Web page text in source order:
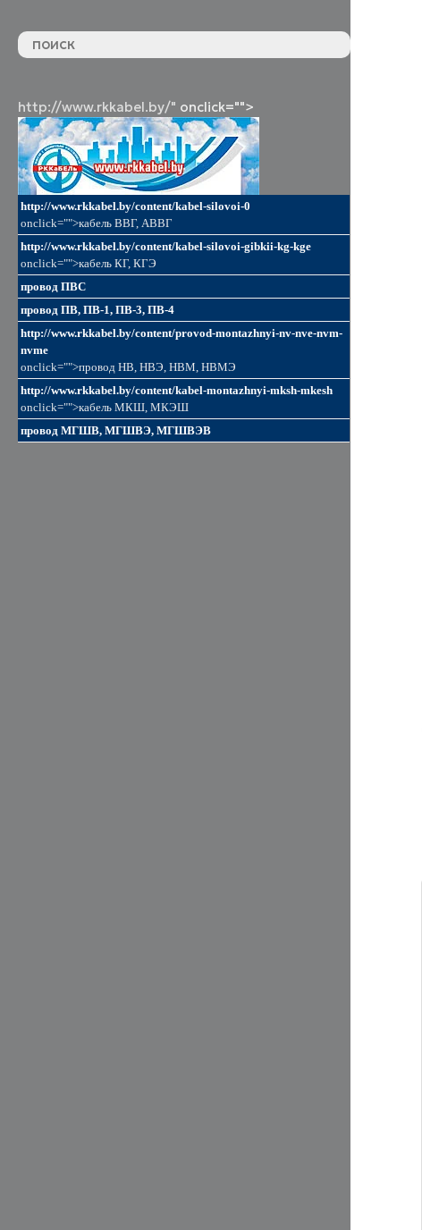
http://www.rkkabel.by/" onclick="">
http://www.rkkabel.by/content/kabel-silovoi-0
onclick="">кабель ВВГ, АВВГ
http://www.rkkabel.by/content/kabel-silovoi-gibkii-kg-kge
onclick="">кабель КГ, КГЭ
провод ПВС
провод ПВ, ПВ-1, ПВ-3, ПВ-4
http://www.rkkabel.by/content/provod-montazhnyi-nv-nve-nvm-
nvme
onclick="">провод НВ, НВЭ, НВМ, НВМЭ
http://www.rkkabel.by/content/kabel-montazhnyi-mksh-mkesh
onclick="">кабель МКШ, МКЭШ
провод МГШВ, МГШВЭ, МГШВЭВ